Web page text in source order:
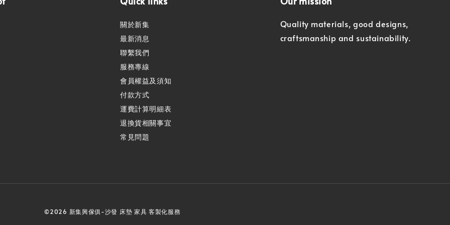
關於新集
最新消息
聯繫我們
服務專線
會員權益及須知
付款方式
運費計算明細表
退換貨相關事宜
常見問題
Quality materials, good designs,
craftsmanship and sustainability.
©2026 新集興傢俱-沙發 床墊 家具 客製化服務